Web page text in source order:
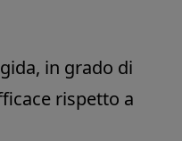
in grado di
rispetto a